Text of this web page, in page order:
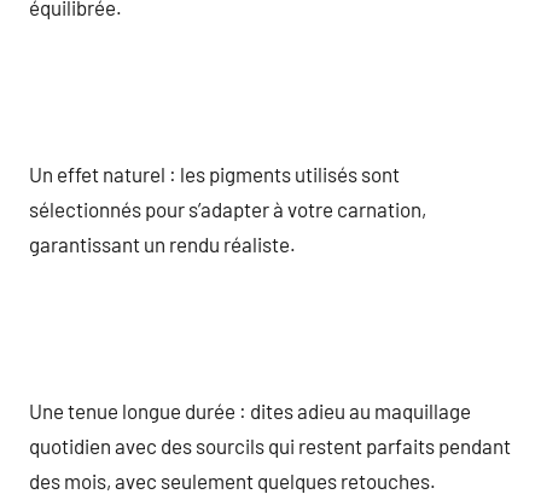
équilibrée.
Un effet naturel : les pigments utilisés sont
sélectionnés pour s’adapter à votre carnation,
garantissant un rendu réaliste.
Une tenue longue durée : dites adieu au maquillage
quotidien avec des sourcils qui restent parfaits pendant
des mois, avec seulement quelques retouches.